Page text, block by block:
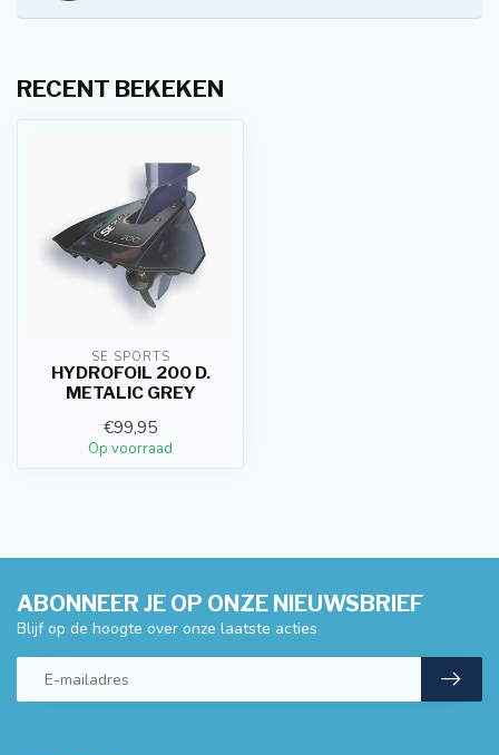
RECENT BEKEKEN
SE SPORTS
HYDROFOIL 200 D.
METALIC GREY
€99,95
Op voorraad
ABONNEER JE OP ONZE NIEUWSBRIEF
Blijf op de hoogte over onze laatste acties